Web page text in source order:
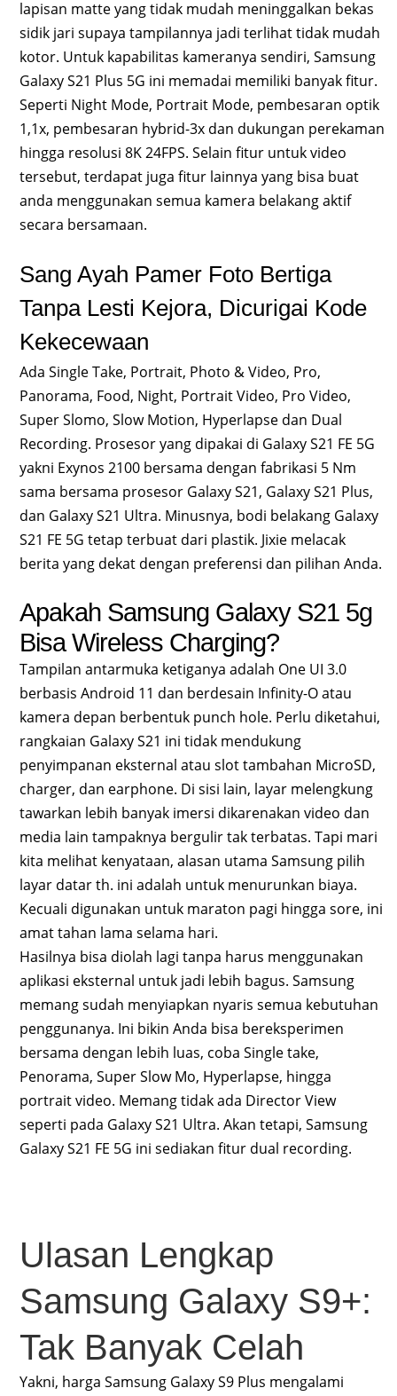
lapisan matte yang tidak mudah meninggalkan bekas
sidik jari supaya tampilannya jadi terlihat tidak mudah
kotor. Untuk kapabilitas kameranya sendiri, Samsung
Galaxy S21 Plus 5G ini memadai memiliki banyak fitur.
Seperti Night Mode, Portrait Mode, pembesaran optik
1,1x, pembesaran hybrid-3x dan dukungan perekaman
hingga resolusi 8K 24FPS. Selain fitur untuk video
tersebut, terdapat juga fitur lainnya yang bisa buat
anda menggunakan semua kamera belakang aktif
secara bersamaan.
Sang Ayah Pamer Foto Bertiga
Tanpa Lesti Kejora, Dicurigai Kode
Kekecewaan
Ada Single Take, Portrait, Photo & Video, Pro,
Panorama, Food, Night, Portrait Video, Pro Video,
Super Slomo, Slow Motion, Hyperlapse dan Dual
Recording. Prosesor yang dipakai di Galaxy S21 FE 5G
yakni Exynos 2100 bersama dengan fabrikasi 5 Nm
sama bersama prosesor Galaxy S21, Galaxy S21 Plus,
dan Galaxy S21 Ultra. Minusnya, bodi belakang Galaxy
S21 FE 5G tetap terbuat dari plastik. Jixie melacak
berita yang dekat dengan preferensi dan pilihan Anda.
Apakah Samsung Galaxy S21 5g
Bisa Wireless Charging?
Tampilan antarmuka ketiganya adalah One UI 3.0
berbasis Android 11 dan berdesain Infinity-O atau
kamera depan berbentuk punch hole. Perlu diketahui,
rangkaian Galaxy S21 ini tidak mendukung
penyimpanan eksternal atau slot tambahan MicroSD,
charger, dan earphone. Di sisi lain, layar melengkung
tawarkan lebih banyak imersi dikarenakan video dan
media lain tampaknya bergulir tak terbatas. Tapi mari
kita melihat kenyataan, alasan utama Samsung pilih
layar datar th. ini adalah untuk menurunkan biaya.
Kecuali digunakan untuk maraton pagi hingga sore, ini
amat tahan lama selama hari.
Hasilnya bisa diolah lagi tanpa harus menggunakan
aplikasi eksternal untuk jadi lebih bagus. Samsung
memang sudah menyiapkan nyaris semua kebutuhan
penggunanya. Ini bikin Anda bisa bereksperimen
bersama dengan lebih luas, coba Single take,
Penorama, Super Slow Mo, Hyperlapse, hingga
portrait video. Memang tidak ada Director View
seperti pada Galaxy S21 Ultra. Akan tetapi, Samsung
Galaxy S21 FE 5G ini sediakan fitur dual recording.
Ulasan Lengkap
Samsung Galaxy S9+:
Tak Banyak Celah
Yakni, harga Samsung Galaxy S9 Plus mengalami